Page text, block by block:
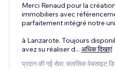
Merci Renaud pour la
immobiliers avec
parfaitement intégré notre
à Lanzarote. Toujours
avez su réaliser d... अधिक दिखाएं
प्रदान की गई सेवा: क्लासिक वेबसाइट